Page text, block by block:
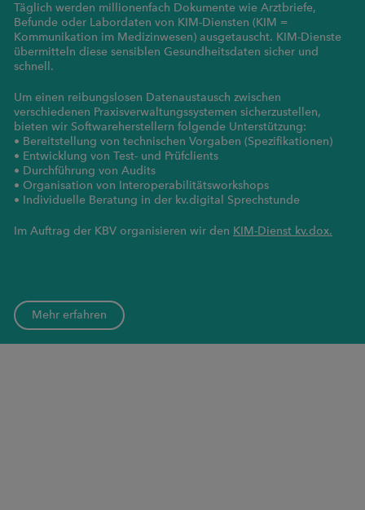
Täglich werden millionenfach Dokumente wie Arztbriefe,
Befunde oder Labordaten von KIM-Diensten (KIM =
Kommunikation im Medizinwesen) ausgetauscht. KIM-Dienste
übermitteln diese sensiblen Gesundheitsdaten sicher und
schnell.
Um einen reibungslosen Datenaustausch zwischen
verschiedenen Praxisverwaltungssystemen sicherzustellen,
bieten wir Softwareherstellern folgende Unterstützung:
• Bereitstellung von technischen Vorgaben (Spezifikationen)
• Entwicklung von Test- und Prüfclients
• Durchführung von Audits
• Organisation von Interoperabilitätsworkshops
• Individuelle Beratung in der kv.digital Sprechstunde
Im Auftrag der KBV organisieren wir den KIM-Dienst kv.dox.
Mehr erfahren